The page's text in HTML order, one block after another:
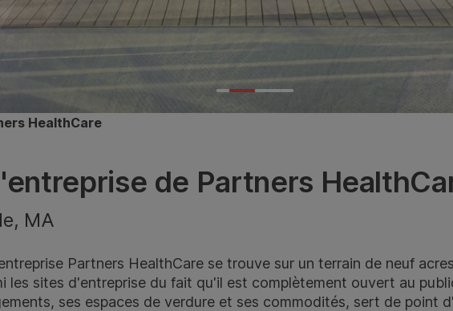
HealthCare
de Partners
MA
Partners HealthCare se trouve sur un terrain de neuf
les sites d'entreprise du fait qu'il est complètement ouvert au
ses espaces de verdure et ses commodités, sert de point